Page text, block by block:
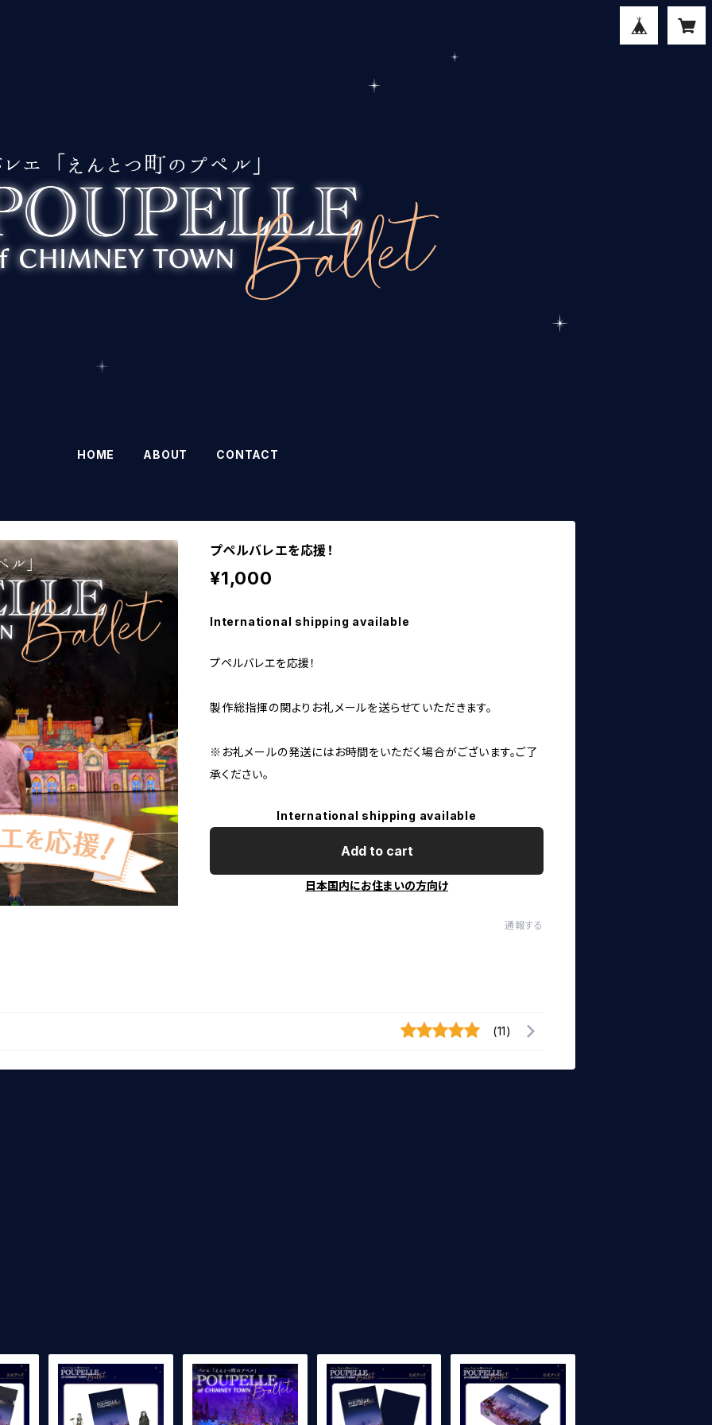
HOME ABOUT CONTACT
プペルバレエを応援！
¥1,000
International shipping available
プペルバレエを応援！
製作総指揮の関よりお礼メールを送らせていただきます。
※お礼メールの発送にはお時間をいただく場合がございます。ご了
承ください。
International shipping available
Add to cart
日本国内にお住まいの方向け
通報する
(11)